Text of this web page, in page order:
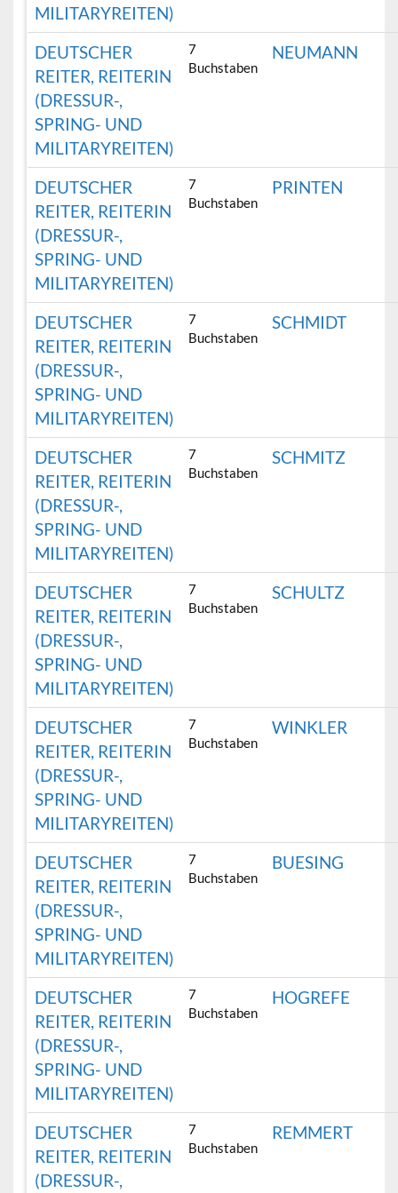
MILITARYREITEN)
DEUTSCHER
REITER, REITERIN
(DRESSUR-,
SPRING- UND
MILITARYREITEN)
7
Buchstaben
NEUMANN
DEUTSCHER
REITER, REITERIN
(DRESSUR-,
SPRING- UND
MILITARYREITEN)
7
Buchstaben
PRINTEN
DEUTSCHER
REITER, REITERIN
(DRESSUR-,
SPRING- UND
MILITARYREITEN)
7
Buchstaben
SCHMIDT
DEUTSCHER
REITER, REITERIN
(DRESSUR-,
SPRING- UND
MILITARYREITEN)
7
Buchstaben
SCHMITZ
DEUTSCHER
REITER, REITERIN
(DRESSUR-,
SPRING- UND
MILITARYREITEN)
7
Buchstaben
SCHULTZ
DEUTSCHER
REITER, REITERIN
(DRESSUR-,
SPRING- UND
MILITARYREITEN)
7
Buchstaben
WINKLER
DEUTSCHER
REITER, REITERIN
(DRESSUR-,
SPRING- UND
MILITARYREITEN)
7
Buchstaben
BUESING
DEUTSCHER
REITER, REITERIN
(DRESSUR-,
SPRING- UND
MILITARYREITEN)
7
Buchstaben
HOGREFE
DEUTSCHER
REITER, REITERIN
(DRESSUR-,
7
Buchstaben
REMMERT